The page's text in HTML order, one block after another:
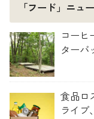
「フード」ニュ
コーヒ
ターバ
食品ロ
ライ